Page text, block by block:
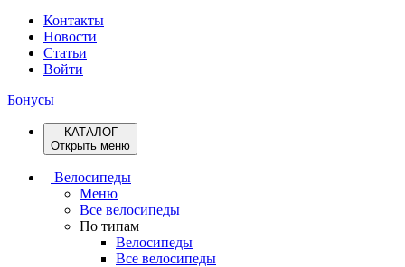
Контакты
Новости
Статьи
Войти
Бонусы
КАТАЛОГ
Открыть меню
Велосипеды
Меню
Все велосипеды
По типам
Велосипеды
Все велосипеды